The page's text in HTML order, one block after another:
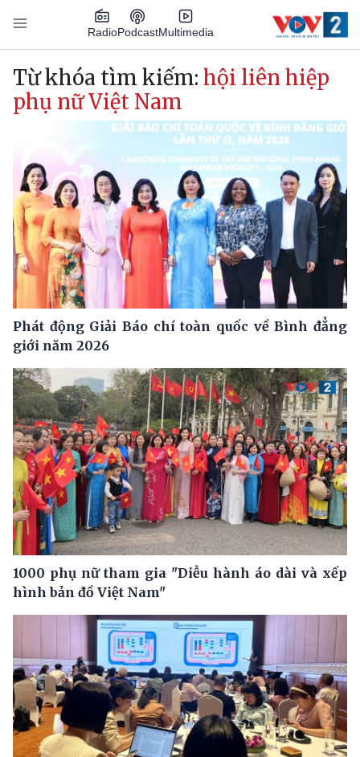
Nhảy đến nội dung
RadioPodcastMultimedia
Main navigation
Từ khóa tìm kiếm: hội liên hiệp
phụ nữ Việt Nam
Phát động Giải Báo chí toàn quốc về Bình đẳng
giới năm 2026
1000 phụ nữ tham gia "Diễu hành áo dài và xếp
hình bản đồ Việt Nam"